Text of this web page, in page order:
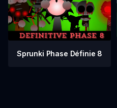
Sprunki Phase Définie 8